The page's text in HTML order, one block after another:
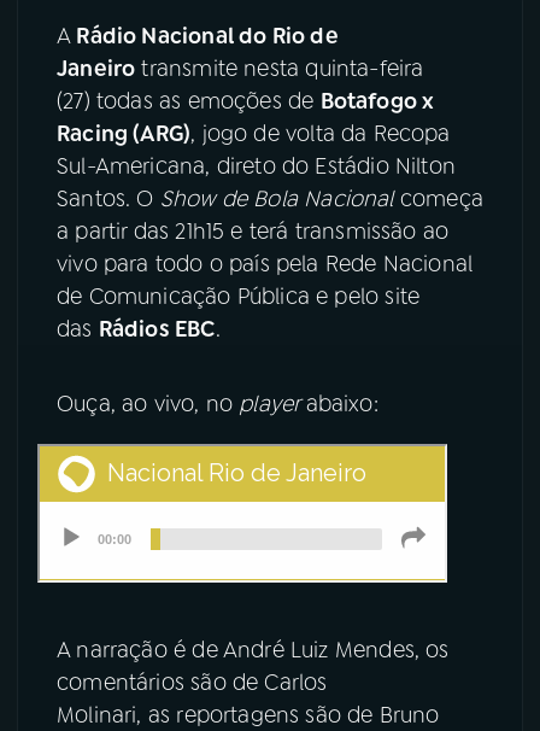
ACOMPANHE A RÁDIO NACIONAL
YouTube Facebook
Instagram X
TikTok
A Rádio Nacional do Rio de
Janeiro transmite nesta quinta-feira
(27) todas as emoções de Botafogo x
Racing (ARG), jogo de volta da Recopa
Sul-Americana, direto do Estádio Nilton
Santos. O Show de Bola Nacionalcomeça
a partir das 21h15 e terá transmissão ao
vivo para todo o país pela Rede Nacional
de Comunicação Pública e pelo site
das Rádios EBC.
Ouça, ao vivo, no playerabaixo:
A narração é de André Luiz Mendes, os
comentários são de Carlos
Molinari, as reportagens são de Bruno